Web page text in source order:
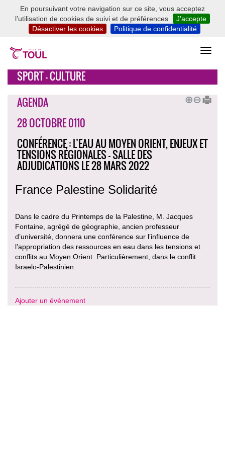
En poursuivant votre navigation sur ce site, vous acceptez
l’utilisation de cookies de suivi et de préférences
J’accepte
Désactiver les cookies
Politique de confidentialité
SPORT - CULTURE
AGENDA
28 OCTOBRE 0110
CONFÉRENCE : L’EAU AU MOYEN ORIENT, ENJEUX ET
TENSIONS RÉGIONALES - SALLE DES
ADJUDICATIONS LE 28 MARS 2022
France Palestine Solidarité
Dans le cadre du Printemps de la Palestine, M. Jacques
Fontaine, agrégé de géographie, ancien professeur
d’université, donnera une conférence sur l’influence de
l’appropriation des ressources en eau dans les tensions et
conflits au Moyen Orient. Particulièrement, dans le conflit
Israelo-Palestinien.
Ajouter un événement